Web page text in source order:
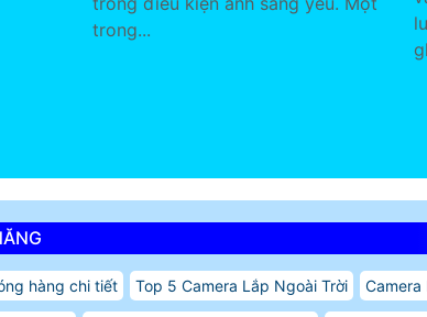
trong...
hàng chi tiết Top 5 Camera Lắp Ngoài Trời Camera